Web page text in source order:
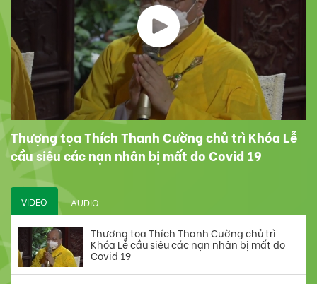
Thượng tọa Thích Thanh Cường chủ trì Khóa Lễ
cầu siêu các nạn nhân bị mất do Covid 19
VIDEO AUDIO
Thượng tọa Thích Thanh Cường chủ trì
Khóa Lễ cầu siêu các nạn nhân bị mất do
Covid 19